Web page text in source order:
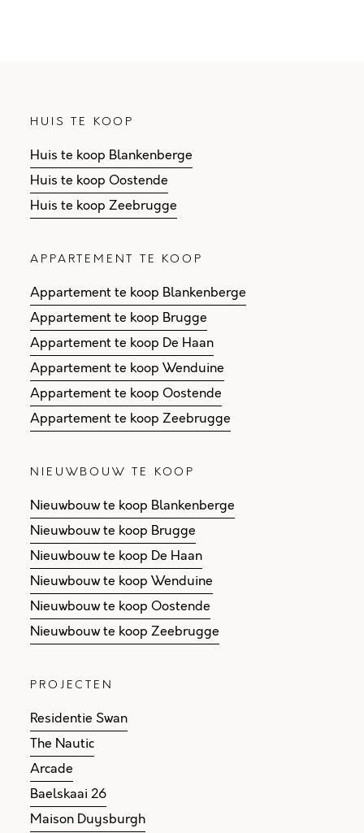
HUIS TE KOOP
Huis te koop Blankenberge
Huis te koop Oostende
Huis te koop Zeebrugge
APPARTEMENT TE KOOP
Appartement te koop Blankenberge
Appartement te koop Brugge
Appartement te koop De Haan
Appartement te koop Wenduine
Appartement te koop Oostende
Appartement te koop Zeebrugge
NIEUWBOUW TE KOOP
Nieuwbouw te koop Blankenberge
Nieuwbouw te koop Brugge
Nieuwbouw te koop De Haan
Nieuwbouw te koop Wenduine
Nieuwbouw te koop Oostende
Nieuwbouw te koop Zeebrugge
PROJECTEN
Residentie Swan
The Nautic
Arcade
Baelskaai 26
Maison Duysburgh